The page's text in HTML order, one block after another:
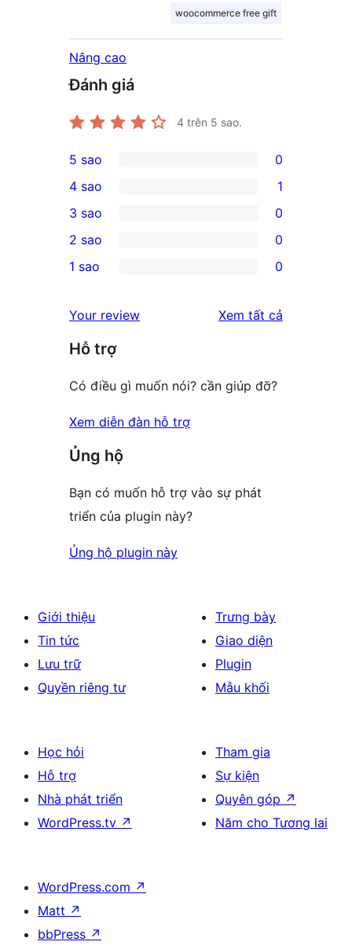
woocommerce free gift
Nâng cao
Đánh giá
4 trên 5 sao.
0
5-
star
reviews
5 sao 0
4-
star
review
4 sao 1
0
3-
star
3 sao 0
2-
reviews
2 sao 0
star
reviews
1 sao 0
Your review Xem tất cả
Hỗ trợ
Có điều gì muốn nói? cần giúp đỡ?
Xem diễn đàn hỗ trợ
Ủng hộ
Bạn có muốn hỗ trợ vào sự phát
triển của plugin này?
Ủng hộ plugin này
Giới thiệu
Tin tức
Lưu trữ
Quyền riêng tư
Trưng bày
Giao diện
Plugin
Mẫu khối
Học hỏi
Hỗ trợ
Nhà phát triển
WordPress.tv ↗
Tham gia
Sự kiện
Quyên góp ↗
Năm cho Tương lai
WordPress.com ↗
Matt ↗
bbPress ↗